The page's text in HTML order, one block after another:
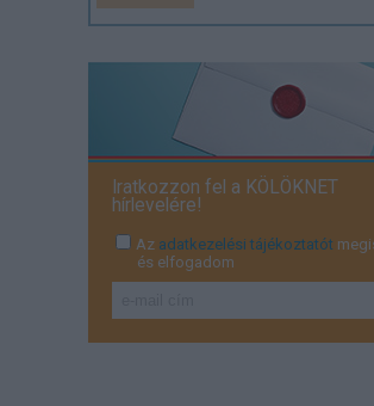
Iratkozzon fel a KÖLÖKNET
hírlevelére!
Az adatkezelési tájékoztatót
és elfogadom